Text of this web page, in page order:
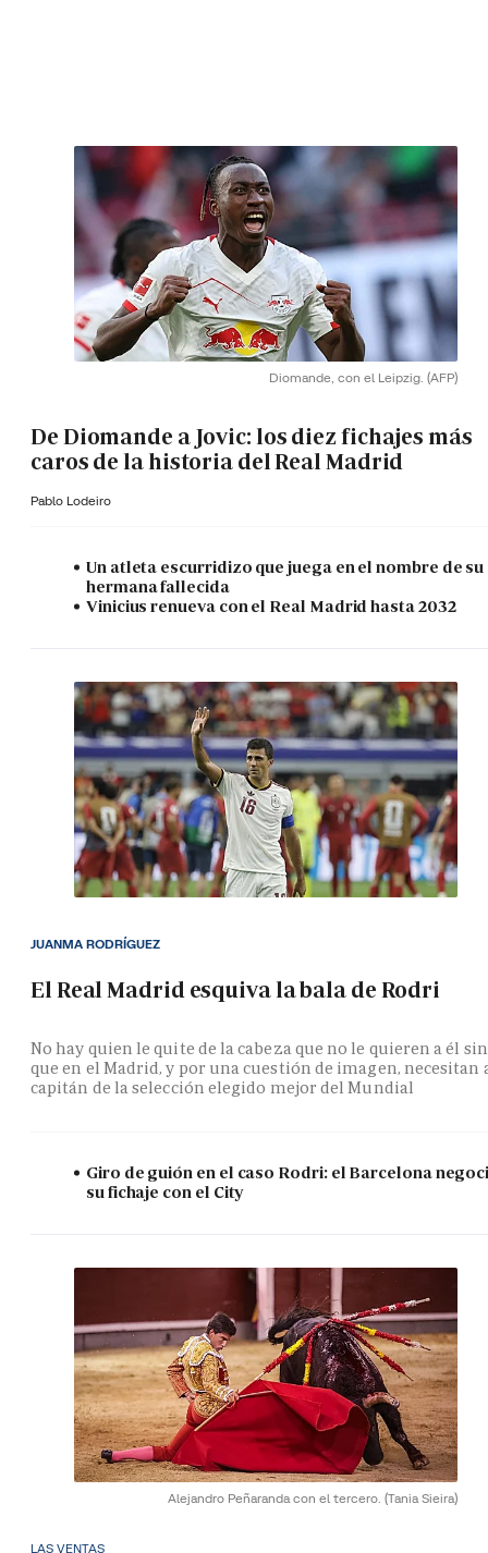
Diomande, con el Leipzig. (AFP)
De Diomande a Jovic: los diez fichajes más
caros de la historia del Real Madrid
Pablo Lodeiro
Un atleta escurridizo que juega en el nombre de su
hermana fallecida
Vinicius renueva con el Real Madrid hasta 2032
El Real Madrid esquiva la bala de Rodri
No hay quien le quite de la cabeza que no le quieren a él
que en el Madrid, y por una cuestión de imagen, necesitan
capitán de la selección elegido mejor del Mundial
JUANMA RODRÍGUEZ
Giro de guión en el caso Rodri: el Barcelona
su fichaje con el City
Alejandro Peñaranda con el tercero. (Tania Sieira)
LAS VENTAS